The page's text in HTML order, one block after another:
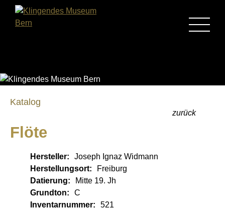
Katalog
Flöte
zurück
Hersteller:
Joseph Ignaz Widmann
Herstellungsort:
Freiburg
Datierung:
Mitte 19. Jh
Grundton:
C
Inventarnummer:
521